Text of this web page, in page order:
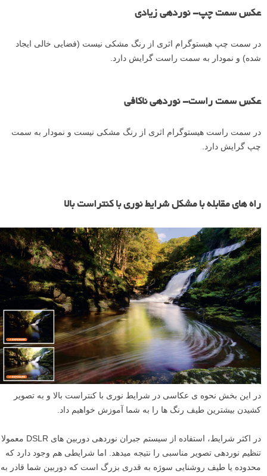
عکس سمت چپ- نوردهی زیادی
در سمت چپ هیستوگرام اثری از رنگ مشکی نیست (فضایی خالی ایجاد
شده) و نمودار به سمت راست گرایش دارد.
عکس سمت راست- نوردهی ناکافی
در سمت راست هیستوگرام اثری از رنگ مشکی نیست و نمودار به سمت
چپ گرایش دارد.
راه های مقابله با مشکل شرایط نوری با کنتراست بالا
در این بخش نحوه­ ی عکاسی در شرایط نوری با کنتراست بالا و به تصویر
کشیدن بیشترین طیف رنگ ها را به شما آموزش خواهیم داد.
در اکثر شرایط، استفاده از سیستم جبران نوردهی دوربین­ های DSLR معمولا
تنظیم نوردهی تصویر مناسبی را نتیجه می­دهد. اما شرایطی هم وجود دارد که
محدوده یا طیف روشنایی سوژه به قدری بزرگ است که دوربین شما قادر به